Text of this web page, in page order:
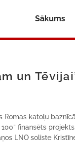
Sākums
un
Romas katoļu
finansēts
LNO soliste